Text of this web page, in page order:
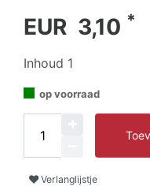
EUR 3,10 *
Inhoud 1
op voorraad
Verlanglijstje